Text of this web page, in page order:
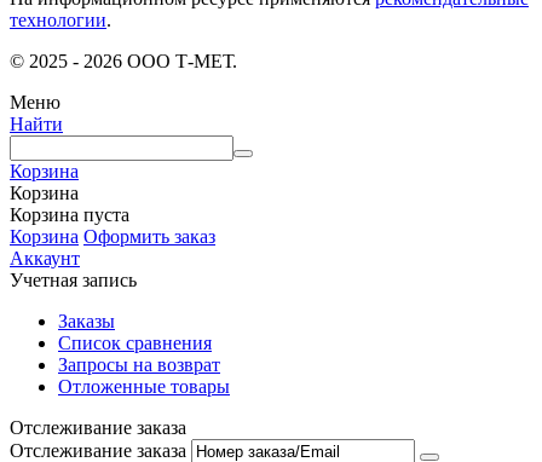
технологии.
© 2025 - 2026 ООО Т-МЕТ.
Меню
Найти
Корзина
Корзина
Корзина пуста
Корзина Оформить заказ
Аккаунт
Учетная запись
Заказы
Список сравнения
Запросы на возврат
Отложенные товары
Отслеживание заказа
Отслеживание заказа